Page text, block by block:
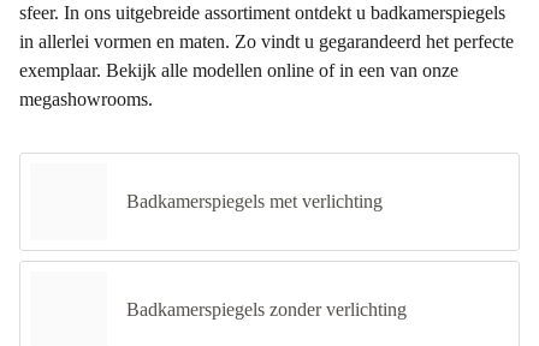
sfeer. In ons uitgebreide assortiment ontdekt u badkamerspiegels
in allerlei vormen en maten. Zo vindt u gegarandeerd het perfecte
exemplaar. Bekijk alle modellen online of in een van onze
megashowrooms.
Badkamerspiegels met verlichting
Badkamerspiegels zonder verlichting